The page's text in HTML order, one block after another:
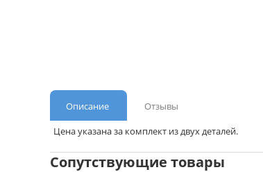
Описание
Отзывы
Цена указана за комплект из двух деталей.
Сопутствующие товары